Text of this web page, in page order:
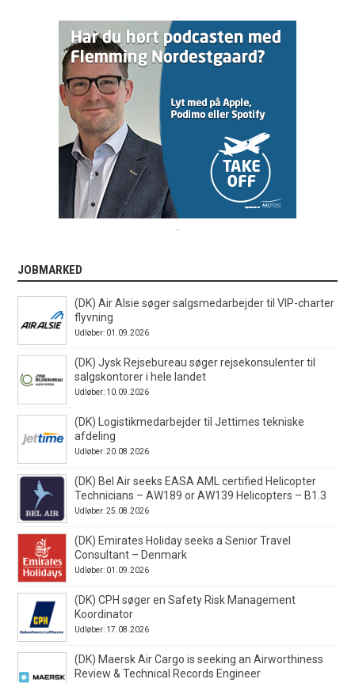
JOBMARKED
(DK) Air Alsie søger salgsmedarbejder til VIP-charter
flyvning
Udløber: 01.09.2026
(DK) Jysk Rejsebureau søger rejsekonsulenter til
salgskontorer i hele landet
Udløber: 10.09.2026
(DK) Logistikmedarbejder til Jettimes tekniske
afdeling
Udløber: 20.08.2026
(DK) Bel Air seeks EASA AML certified Helicopter
Technicians – AW189 or AW139 Helicopters – B1.3
Udløber: 25.08.2026
(DK) Emirates Holiday seeks a Senior Travel
Consultant – Denmark
Udløber: 01.09.2026
(DK) CPH søger en Safety Risk Management
Koordinator
Udløber: 17.08.2026
(DK) Maersk Air Cargo is seeking an Airworthiness
Review & Technical Records Engineer